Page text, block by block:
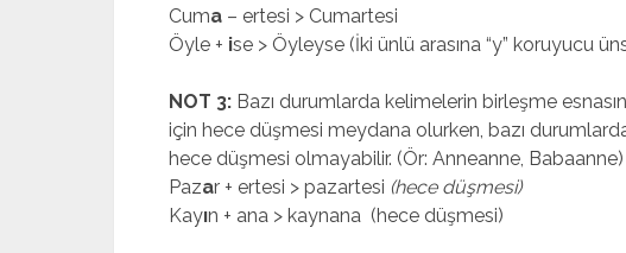
Cuma – ertesi > Cumartesi
Öyle + ise > Öyleyse (İki ünlü arasına “y” koruyucu
NOT 3: Bazı durumlarda kelimelerin birleşme
için hece düşmesi meydana olurken, bazı
hece düşmesi olmayabilir. (Ör: Anneanne, Babaanne)
Pazar + ertesi > pazartesi (hece düşmesi)
Kayın + ana > kaynana (hece düşmesi)